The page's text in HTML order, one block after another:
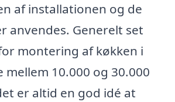
af installationen og de
anvendes. Generelt set
montering af køkken i
10.000 og 30.000
er altid en god idé at